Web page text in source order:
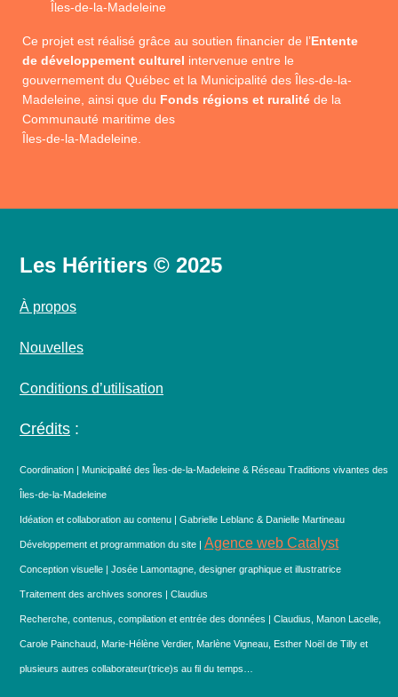
Îles-de-la-Madeleine
Ce projet est réalisé grâce au soutien financier de l’Entente
de développement culturel intervenue entre le
gouvernement du Québec et la Municipalité des Îles-de-la-
Madeleine, ainsi que du Fonds régions et ruralité de la
Communauté maritime des
Îles-de-la-Madeleine.
Les Héritiers © 2025
À propos
Nouvelles
Conditions d’utilisation
Crédits :
Coordination | Municipalité des Îles-de-la-Madeleine & Réseau Traditions vivantes des
Îles-de-la-Madeleine
Idéation et collaboration au contenu | Gabrielle Leblanc & Danielle Martineau
Développement et programmation du site | Agence web Catalyst
Conception visuelle | Josée Lamontagne, designer graphique et illustratrice
Traitement des archives sonores | Claudius
Recherche, contenus, compilation et entrée des données | Claudius, Manon Lacelle,
Carole Painchaud, Marie-Hélène Verdier, Marlène Vigneau, Esther Noël de Tilly et
plusieurs autres collaborateur(trice)s au fil du temps…